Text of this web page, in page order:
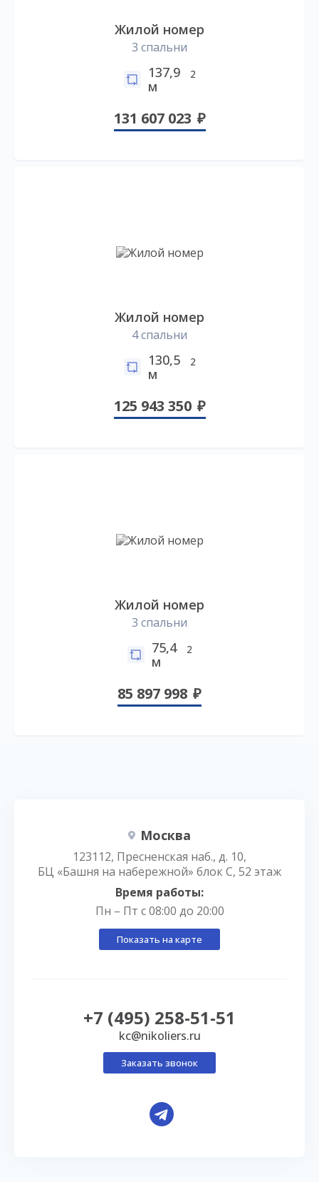
Жилой номер
3 спальни
137,9
м
2
131 607 023
Жилой номер
4 спальни
130,5
м
2
125 943 350
Жилой номер
3 спальни
75,4
м
2
85 897 998
Москва
123112, Пресненская наб., д. 10,
БЦ «Башня на набережной» блок С, 52 этаж
Время работы:
Пн – Пт с 08:00 до 20:00
Показать на карте
+7 (495) 258-51-51
kc@nikoliers.ru
Заказать звонок